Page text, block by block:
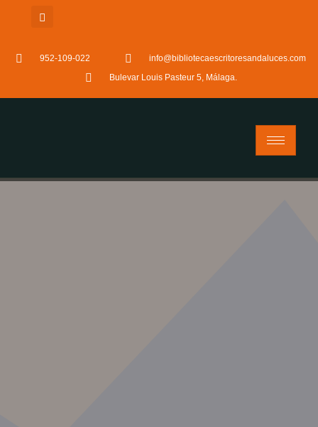
952-109-022
info@bibliotecaescritoresandaluces.com
Bulevar Louis Pasteur 5, Málaga.